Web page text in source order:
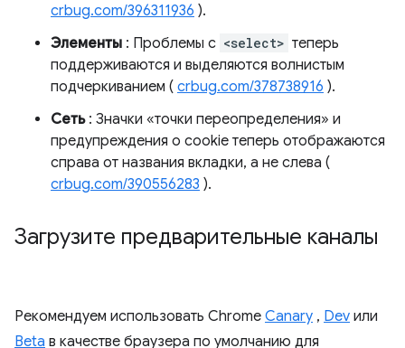
crbug.com/396311936 ).
Элементы : Проблемы с <select> теперь
поддерживаются и выделяются волнистым
подчеркиванием ( crbug.com/378738916 ).
Сеть: Значки «точки переопределения» и
предупреждения о cookie теперь отображаются
справа от названия вкладки, а не слева (
crbug.com/390556283 ).
Загрузите предварительные каналы
Рекомендуем использовать Chrome Canary , Dev или
Beta в качестве браузера по умолчанию для